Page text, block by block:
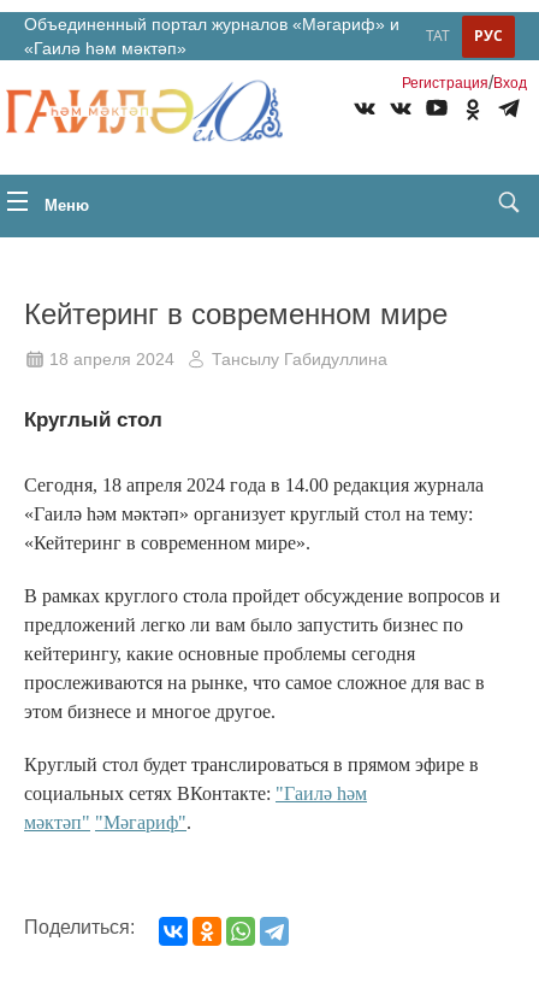
Объединенный портал журналов «Мәгариф» и
«Гаилә һәм мәктәп»
РУС
ТАТ
Регистрация/Вход
Меню
Кейтеринг в современном мире
18 апреля 2024 Тансылу Габидуллина
Круглый стол
Сегодня, 18 апреля 2024 года в 14.00 редакция журнала
«Гаилә һәм мәктәп» организует круглый стол на тему:
«Кейтеринг в современном мире».
В рамках круглого стола пройдет обсуждение вопросов и
предложений легко ли вам было запустить бизнес по
кейтерингу, какие основные проблемы сегодня
прослеживаются на рынке, что самое сложное для вас в
этом бизнесе и многое другое.
Круглый стол будет транслироваться в прямом эфире в
социальных сетях ВКонтакте: "Гаилә һәм
мәктәп" "Мәгариф".
Поделиться: